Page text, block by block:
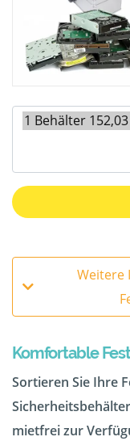
Weitere
Komfortable
Sortieren Sie Ihre
mietfrei zur